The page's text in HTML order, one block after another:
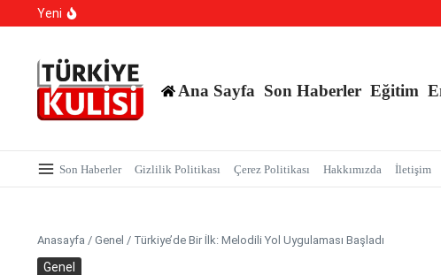
İçeriğe atla
Yeni
Yargı Paketi Resmi Gazete’de Yayımlandı: Yargıda Hız Dönemi
Ana Sayfa Son Haberler Eğitim
Son Haberler Gizlilik Politikası Çerez Politikası Hakkımızda İletişim
Anasayfa / Genel / Türkiye’de Bir İlk: Melodili Yol Uygulaması Başladı
Genel